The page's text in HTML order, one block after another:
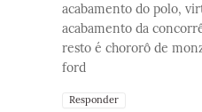
acabamento do polo,
acabamento da
resto é chororô de
ford
Responder